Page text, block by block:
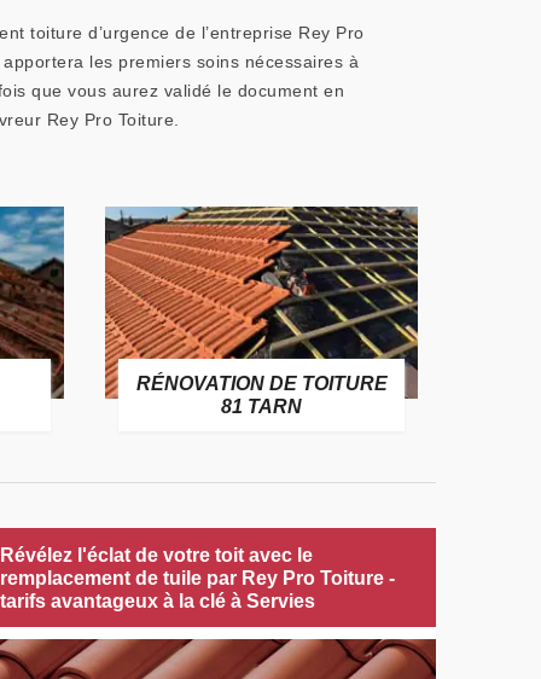
toiture d’urgence de l’entreprise Rey Pro
les premiers soins nécessaires à
que vous aurez validé le document en
Rey Pro Toiture.
RÉNOVATION DE TOITURE
81 TARN
Révélez l'éclat de votre toit avec le
remplacement de tuile par Rey Pro Toiture -
tarifs avantageux à la clé à Servies